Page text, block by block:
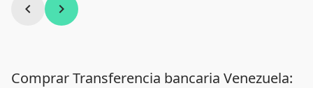
chevron_left chevron_right
Comprar Transferencia bancaria Venezuela: